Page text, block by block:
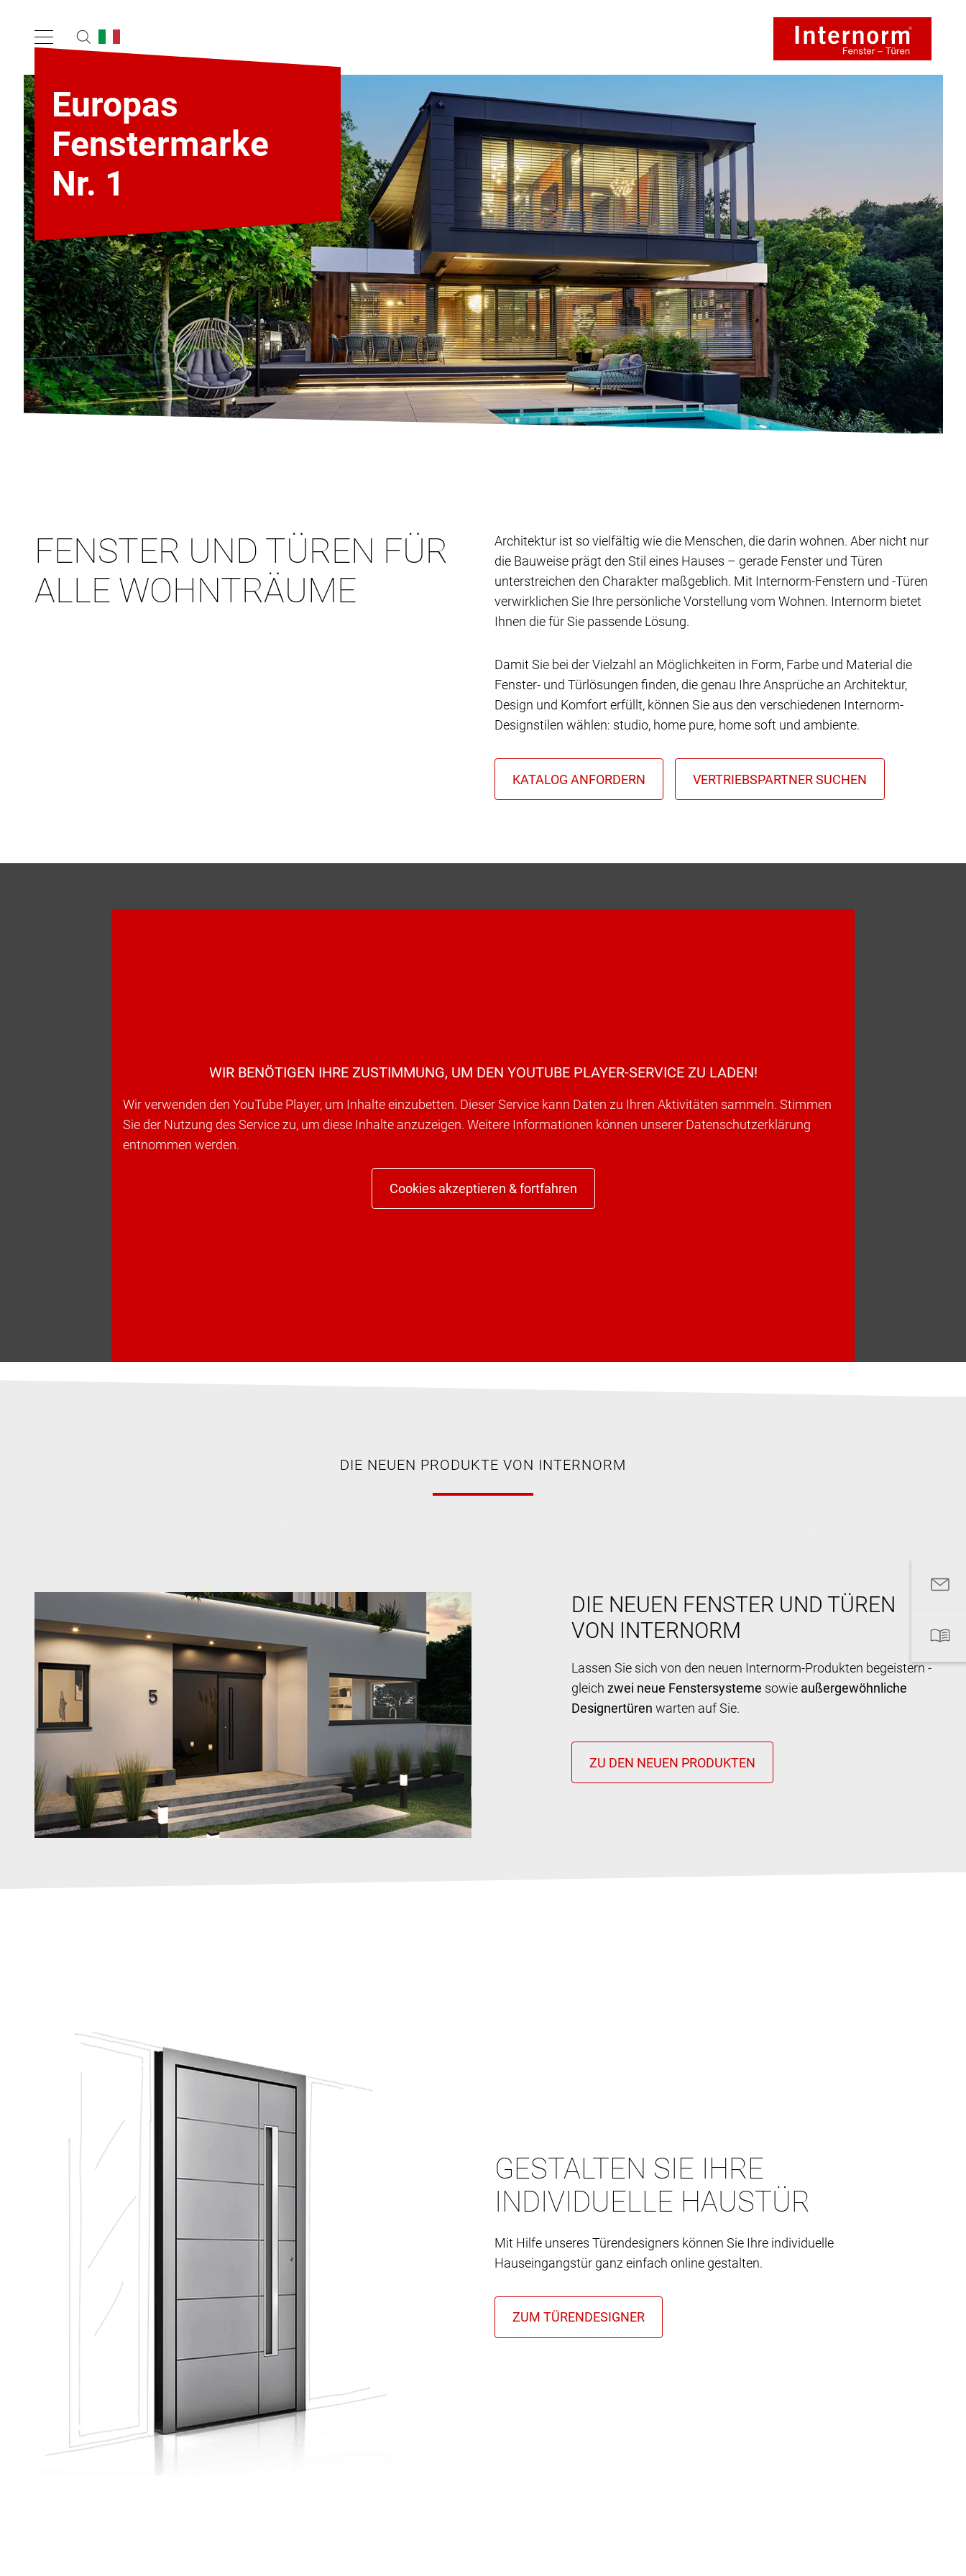
Europas
Fenstermarke
Nr. 1
FENSTER UND TÜREN FÜR
ALLE WOHNTRÄUME
Architektur ist so vielfältig wie die Menschen, die darin wohnen. Aber nicht nur
die Bauweise prägt den Stil eines Hauses – gerade Fenster und Türen
unterstreichen den Charakter maßgeblich. Mit Internorm-Fenstern und -Türen
verwirklichen Sie Ihre persönliche Vorstellung vom Wohnen. Internorm bietet
Ihnen die für Sie passende Lösung.
Damit Sie bei der Vielzahl an Möglichkeiten in Form, Farbe und Material die
Fenster- und Türlösungen finden, die genau Ihre Ansprüche an Architektur,
Design und Komfort erfüllt, können Sie aus den verschiedenen Internorm-
Designstilen wählen: studio, home pure, home soft und ambiente.
WIR BENÖTIGEN IHRE ZUSTIMMUNG, UM DEN YOUTUBE PLAYER-SERVICE ZU LADEN!
Wir verwenden den YouTube Player, um Inhalte einzubetten. Dieser Service kann Daten zu Ihren Aktivitäten sammeln. Stimmen
Sie der Nutzung des Service zu, um diese Inhalte anzuzeigen. Weitere Informationen können unserer Datenschutzerklärung
entnommen werden.
Cookies akzeptieren & fortfahren
DIE NEUEN PRODUKTE VON INTERNORM
DIE NEUEN FENSTER UND TÜREN
VON INTERNORM
Lassen Sie sich von den neuen Internorm-Produkten begeistern -
gleich zwei neue Fenstersysteme sowie außergewöhnliche
Designertüren warten auf Sie.
GESTALTEN SIE IHRE
INDIVIDUELLE HAUSTÜR
Mit Hilfe unseres Türendesigners können Sie Ihre individuelle
Hauseingangstür ganz einfach online gestalten.